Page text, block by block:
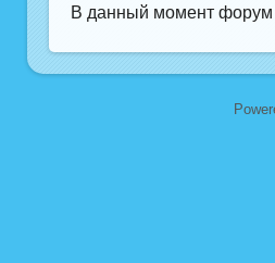
В данный момент форум